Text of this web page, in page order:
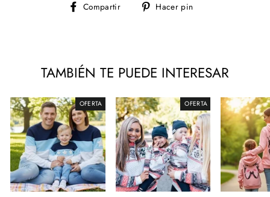
Compartir
CompartirHacer pin
TAMBIÉN TE PUEDE INTERESAR
OFERTA OFERTA